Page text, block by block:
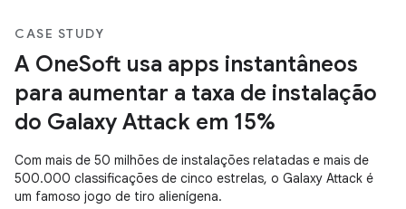
CASE STUDY
A OneSoft usa apps instantâneos
para aumentar a taxa de instalação
do Galaxy Attack em 15%
Com mais de 50 milhões de instalações relatadas e mais de
500.000 classificações de cinco estrelas, o Galaxy Attack é
um famoso jogo de tiro alienígena.